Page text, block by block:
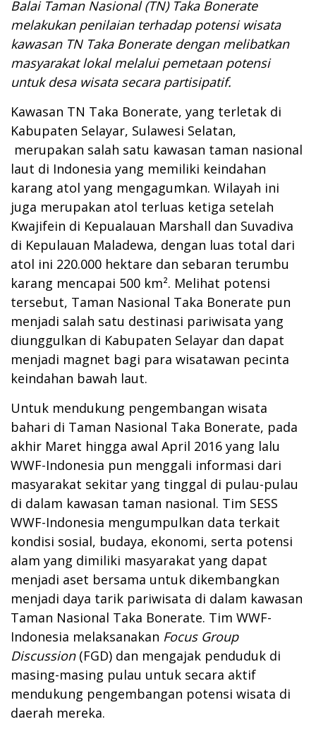
Balai Taman Nasional (TN) Taka Bonerate
melakukan penilaian terhadap potensi wisata
kawasan TN Taka Bonerate dengan melibatkan
masyarakat lokal melalui pemetaan potensi
untuk desa wisata secara partisipatif.
Kawasan TN Taka Bonerate, yang terletak di
Kabupaten Selayar, Sulawesi Selatan,
merupakan salah satu kawasan taman nasional
laut di Indonesia yang memiliki keindahan
karang atol yang mengagumkan. Wilayah ini
juga merupakan atol terluas ketiga setelah
Kwajifein di Kepualauan Marshall dan Suvadiva
di Kepulauan Maladewa, dengan luas total dari
atol ini 220.000 hektare dan sebaran terumbu
karang mencapai 500 km². Melihat potensi
tersebut, Taman Nasional Taka Bonerate pun
menjadi salah satu destinasi pariwisata yang
diunggulkan di Kabupaten Selayar dan dapat
menjadi magnet bagi para wisatawan pecinta
keindahan bawah laut.
Untuk mendukung pengembangan wisata
bahari di Taman Nasional Taka Bonerate, pada
akhir Maret hingga awal April 2016 yang lalu
WWF-Indonesia pun menggali informasi dari
masyarakat sekitar yang tinggal di pulau-pulau
di dalam kawasan taman nasional. Tim SESS
WWF-Indonesia mengumpulkan data terkait
kondisi sosial, budaya, ekonomi, serta potensi
alam yang dimiliki masyarakat yang dapat
menjadi aset bersama untuk dikembangkan
menjadi daya tarik pariwisata di dalam kawasan
Taman Nasional Taka Bonerate. Tim WWF-
Indonesia melaksanakan Focus Group
Discussion (FGD) dan mengajak penduduk di
masing-masing pulau untuk secara aktif
mendukung pengembangan potensi wisata di
daerah mereka.